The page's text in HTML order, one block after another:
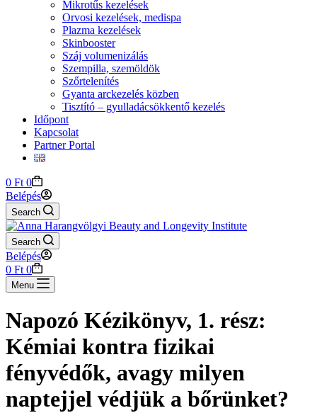
Mikrotűs kezelések
Orvosi kezelések, medispa
Plazma kezelések
Skinbooster
Száj volumenizálás
Szempilla, szemöldök
Szőrtelenítés
Gyanta arckezelés közben
Tisztító – gyulladácsökkentő kezelés
Időpont
Kapcsolat
Partner Portal
Shopping
cart
0 Ft 0
Belépés
Search
Search
Belépés
Shopping
cart
0 Ft 0
Menu
Napozó Kézikönyv, 1. rész:
Kémiai kontra fizikai
fényvédők, avagy milyen
naptejjel védjük a bőrünket?